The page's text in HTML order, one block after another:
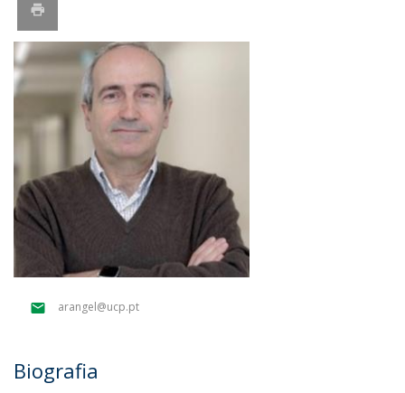
arangel@ucp.pt
Biografia